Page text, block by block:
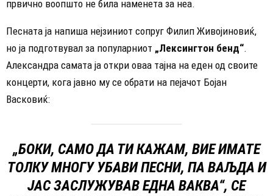
првично воопшто не била наменета за неа.
Песната ја напиша нејзиниот сопруг Филип Живојиновиќ,
но ја подготвувал за популарниот „Лексингтон бенд“.
Александра самата ја откри оваа тајна на еден од своите
концерти, кога јавно му се обрати на пејачот Бојан
Васковиќ:
„БОКИ, САМО ДА ТИ КАЖАМ, ВИЕ ИМАТЕ
ТОЛКУ МНОГУ УБАВИ ПЕСНИ, ПА ВАЉДА И
ЈАС ЗАСЛУЖУВАВ ЕДНА ВАКВА“, СЕ